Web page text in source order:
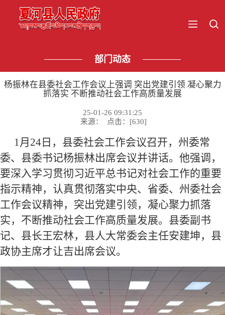
部门动态
杨振林在县委社会工作会议上强调 突出党建引领 凝心聚力
抓落实 不断推动社会工作高质量发展
25-01-26 09:31:25
来源： 点击：[630]
1月24日，县委社会工作会议召开，州委常
委、县委书记杨振林出席会议并讲话。他强调，
要深入学习贯彻习近平总书记对社会工作的重要
指示精神，认真贯彻落实中央、省委、州委社会
工作会议精神，突出党建引领，凝心聚力抓落
实，不断推动社会工作高质量发展。县委副书
记、县长王宏林，县人大常委会主任安建坤，县
政协主席才让吉出席会议。